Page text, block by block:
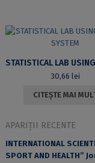
30,66 lei
CITEȘTE MAI
APARIȚII RECENTE
INTERNATIONAL
SPORT AND HEALTH”